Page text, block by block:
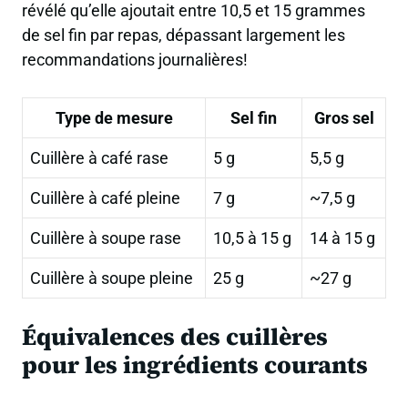
révélé qu’elle ajoutait entre 10,5 et 15 grammes
de sel fin par repas, dépassant largement les
recommandations journalières!
Type de mesure Sel fin Gros sel
Cuillère à café rase 5 g 5,5 g
Cuillère à café pleine 7 g ~7,5 g
Cuillère à soupe rase 10,5 à 15 g 14 à 15 g
Cuillère à soupe pleine 25 g ~27 g
Équivalences des cuillères
pour les ingrédients courants